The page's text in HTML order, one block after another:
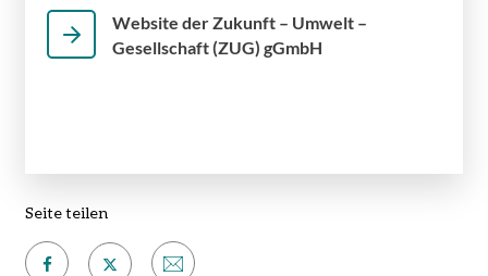
Website der Zukunft – Umwelt –
Gesellschaft (ZUG) gGmbH
Seite teilen